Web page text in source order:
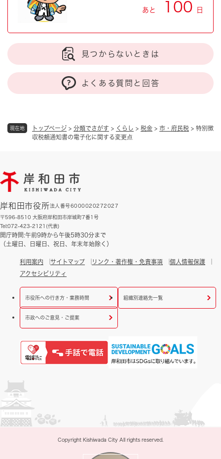
現在地 トップページ > 分類でさがす > くらし > 税金 > 市・府民税 > 特別徴
収税額通知書の電子化に関する変更点
あと 100 日
見つからないときは
よくある質問と回答
岸和田市役所法人番号6000020272027
〒596-8510 大阪府岸和田市岸城町7番1号
Tel:072-423-2121(代表)
開庁時間:午前9時から午後5時30分まで
（土曜日、日曜日、祝日、年末年始除く）
利用案内 サイトマップ リンク・著作権・免責事項
個人情報保護
アクセシビリティ
市役所への行き方・業務時間 組織別連絡先一覧
市政へのご意見・ご提案
Copyright Kishiwada City All rights reserved.